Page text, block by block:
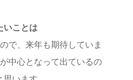
いことは
で、来年も期待していま
中心となって出ているの